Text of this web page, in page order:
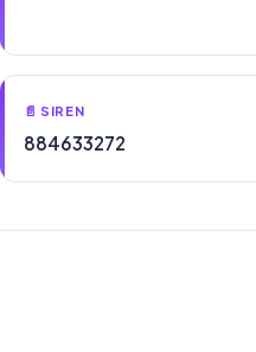
📄 SIREN
884633272